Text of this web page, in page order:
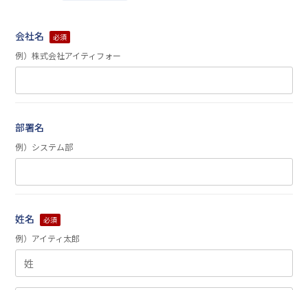
会社名 必須
例）株式会社アイティフォー
部署名
例）システム部
姓名 必須
例）アイティ太郎